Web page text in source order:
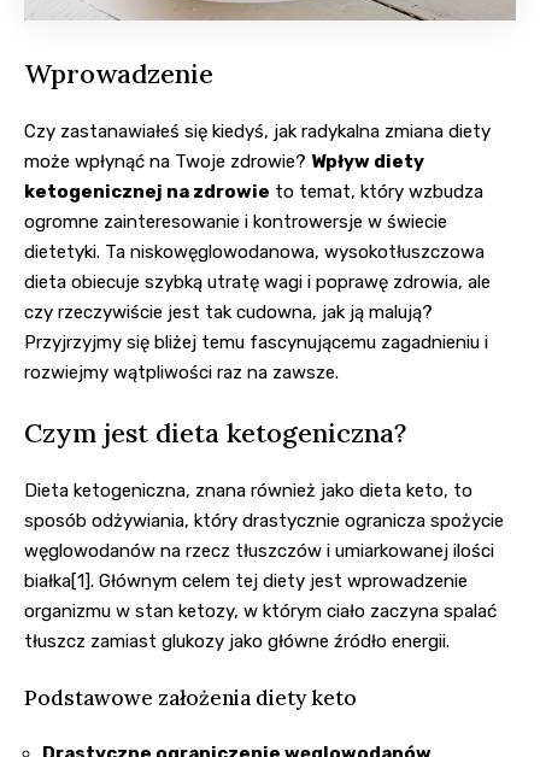
Wprowadzenie
Czy zastanawiałeś się kiedyś, jak radykalna zmiana diety
może wpłynąć na Twoje zdrowie? Wpływ diety
ketogenicznej na zdrowie to temat, który wzbudza
ogromne zainteresowanie i kontrowersje w świecie
dietetyki. Ta niskowęglowodanowa, wysokotłuszczowa
dieta obiecuje szybką utratę wagi i poprawę zdrowia, ale
czy rzeczywiście jest tak cudowna, jak ją malują?
Przyjrzyjmy się bliżej temu fascynującemu zagadnieniu i
rozwiejmy wątpliwości raz na zawsze.
Czym jest dieta ketogeniczna?
Dieta ketogeniczna, znana również jako dieta keto, to
sposób odżywiania, który drastycznie ogranicza spożycie
węglowodanów na rzecz tłuszczów i umiarkowanej ilości
białka[1]. Głównym celem tej diety jest wprowadzenie
organizmu w stan ketozy, w którym ciało zaczyna spalać
tłuszcz zamiast glukozy jako główne źródło energii.
Podstawowe założenia diety keto